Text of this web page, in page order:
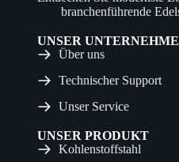
branchenführende
UNSER
Über uns
Technischer Support
Unser Service
UNSER PRODUKT
Kohlenstoffstahl